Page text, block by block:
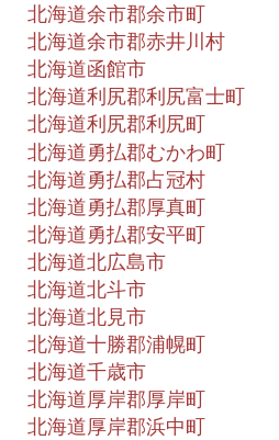
北海道余市郡余市町
北海道余市郡赤井川村
北海道函館市
北海道利尻郡利尻富士町
北海道利尻郡利尻町
北海道勇払郡むかわ町
北海道勇払郡占冠村
北海道勇払郡厚真町
北海道勇払郡安平町
北海道北広島市
北海道北斗市
北海道北見市
北海道十勝郡浦幌町
北海道千歳市
北海道厚岸郡厚岸町
北海道厚岸郡浜中町